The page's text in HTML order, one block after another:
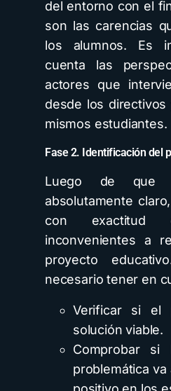
del entorno con el
son las carencias
los alumnos. Es
cuenta las
actores que
desde los
mismos estudiantes.
Fase 2. Identificación del
Luego de que
absolutamente
con exactitud
inconvenientes a
proyecto
necesario tener en
Verificar si el
solución viable.
Comprobar
problemática